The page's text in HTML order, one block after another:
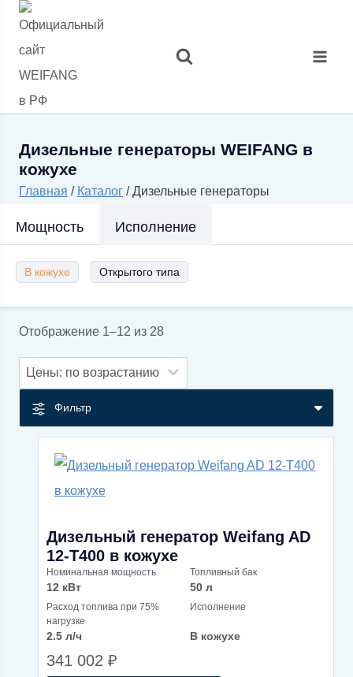
Перейти
Дизельные генераторы WEIFANG в
кожухе
Главная / Каталог / Дизельные генераторы
Мощность Исполнение
В кожухе Открытого типа
Отображение 1–12 из 28Цены:
по
Фильтр
Дизельный генератор Weifang AD
12-T400 в кожухе
Номинальная мощность
12 кВт
Топливный бак
50 л
Расход топлива при 75%
нагрузке
2.5 л/ч
Исполнение
В кожухе
341 002 ₽